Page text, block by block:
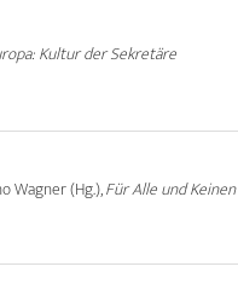
Kultur der Sekretäre
Wagner (Hg.),Für Alle und Keinen